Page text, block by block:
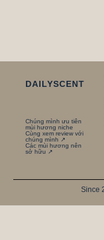
DAILYSCENT
Chúng mình ưu tiên
mùi hương niche
Cùng xem review với
chúng mình ↗
Các mùi hương nên
sở hữu ↗
Since